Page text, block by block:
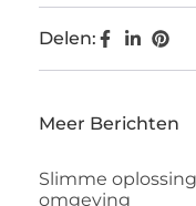
Delen:
Meer Berichten
Slimme
omgeving